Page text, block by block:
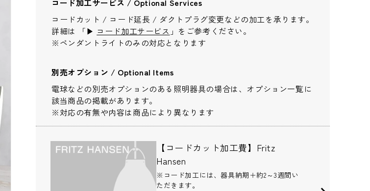
お問い合わせ内容
※配送・設置に関しましては、地域により対応が異なりますため、都道府県をご記入く
ださい。
お名前 *
コード加工サービス / Optional Services
コードカット / コード延長 / ダクトプラグ変更などの加工を承ります。
詳細は 「▶︎ コード加工サービス 」をご参考ください。
※ペンダントライトのみの対応となります
別売オプション / Optional Items
電球などの別売オプションのある照明器具の場合は、オプション一覧に
該当商品の掲載があります。
※対応の有無や内容は商品により異なります
【コードカット加工費】Fritz
Hansen
※コード加工には、器具納期＋約2～3週間い
ただきます。